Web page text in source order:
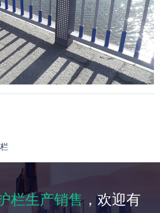
栏生产销售，欢迎有